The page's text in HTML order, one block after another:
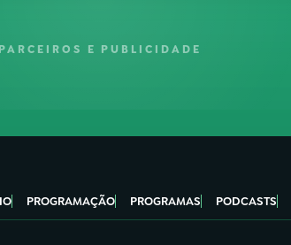
PARCEIROS E PUBLICIDADE
PROGRAMAÇÃO PROGRAMAS PODCASTS